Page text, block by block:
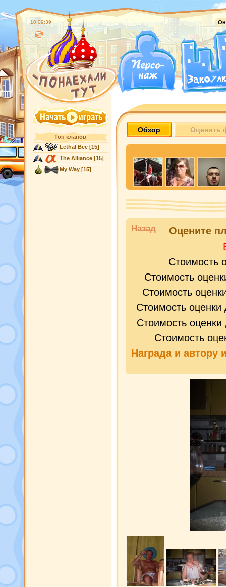
10:09:40
Топ кланов
Lethal Bee[15]
The Alliance[15]
My Way[15]
Обзор Оценить
Назад Оцените
Стоимость
Стоимость
Стоимость
Стоимость
Стоимость
Стоимость
Награда и автору